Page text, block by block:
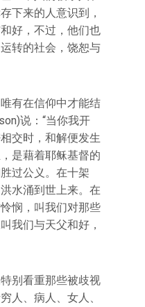
下来的人意识到，
好，不过，他们也
转的社会，饶恕与
有在信仰中才能结
说：“当你我开
交时，和解便发生
是藉着耶稣基督的
过公义。在十架
水涌到世上来。在
悯，叫我们对那些
我们与天父和好，
别看重那些被歧视
人、病人、女人、